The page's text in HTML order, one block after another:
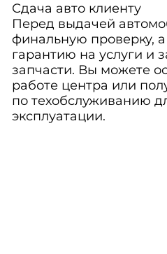
Сдача авто клиенту
Перед выдачей
финальную проверку,
гарантию на услуги и
запчасти. Вы можете
работе центра или
по техобслуживанию
эксплуатации.